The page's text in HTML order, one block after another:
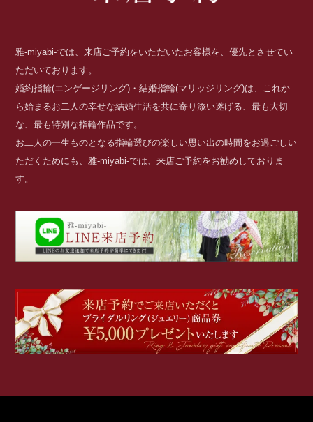
雅-miyabi-では、来店ご予約をいただいたお客様を、優先とさせてい
ただいております。
婚約指輪(エンゲージリング)・結婚指輪(マリッジリング)は、これか
ら始まるお二人の幸せな結婚生活を共に寄り添い遂げる、最も大切
な、最も特別な指輪作品です。
お二人の一生ものとなる指輪選びの楽しい思い出の時間をお過ごしい
ただくためにも、雅-miyabi-では、来店ご予約をお勧めしておりま
す。